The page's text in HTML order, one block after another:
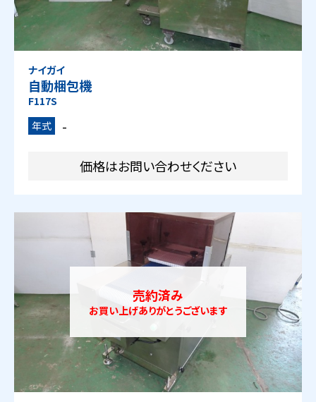
ナイガイ
自動梱包機
F117S
年式
-
価格はお問い合わせください
売約済み
お買い上げありがとうございます